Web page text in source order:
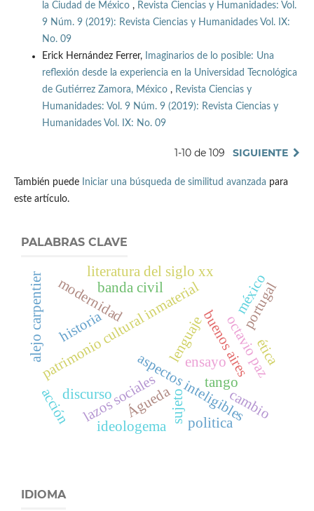
la Ciudad de México , Revista Ciencias y Humanidades: Vol.
9 Núm. 9 (2019): Revista Ciencias y Humanidades Vol. IX:
No. 09
Erick Hernández Ferrer,
Imaginarios de lo posible: Una
reflexión desde la experiencia en la Universidad Tecnológica
de Gutiérrez Zamora, México , Revista Ciencias y
Humanidades: Vol. 9 Núm. 9 (2019): Revista Ciencias y
Humanidades Vol. IX: No. 09
1-10 de 109 SIGUIENTE
También puede Iniciar una búsqueda de similitud avanzada para
este artículo.
PALABRAS CLAVE
patrimonio cultural inmaterial
tango
aspectos inteligibles
buenos aires
lazos sociales
modernidad
sujeto
lenguaje
discurso
literatura del siglo xx
ideologema
ensayo
alejo carpentier octavio paz
banda civil
Águeda
portugal
méxico
historia
politica
acción cambio
ética
IDIOMA